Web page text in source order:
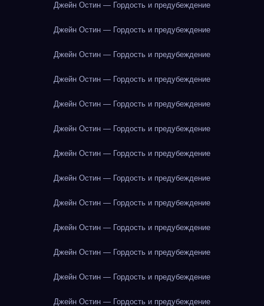
Джейн Остин — Гордость и предубеждение
Джейн Остин — Гордость и предубеждение
Джейн Остин — Гордость и предубеждение
Джейн Остин — Гордость и предубеждение
Джейн Остин — Гордость и предубеждение
Джейн Остин — Гордость и предубеждение
Джейн Остин — Гордость и предубеждение
Джейн Остин — Гордость и предубеждение
Джейн Остин — Гордость и предубеждение
Джейн Остин — Гордость и предубеждение
Джейн Остин — Гордость и предубеждение
Джейн Остин — Гордость и предубеждение
Джейн Остин — Гордость и предубеждение